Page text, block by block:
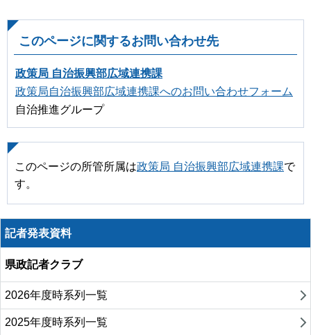
このページに関するお問い合わせ先
政策局 自治振興部広域連携課
政策局自治振興部広域連携課へのお問い合わせフォーム
自治推進グループ
このページの所管所属は政策局 自治振興部広域連携課で
す。
記者発表資料
県政記者クラブ
2026年度時系列一覧
2025年度時系列一覧